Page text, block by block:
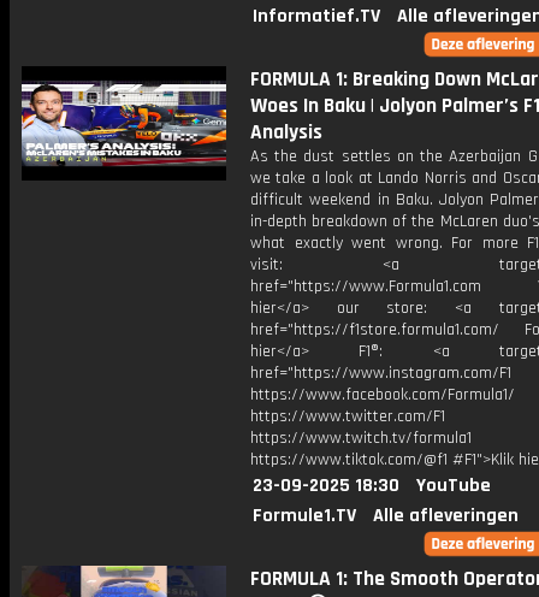
Informatief.TV
Alle
FORMULA 1: Breaking Down
Woes In Baku | Jolyon Palmer’s
Analysis
As the dust settles on the Azerbaijan
we take a look at Lando Norris and
difficult weekend in Baku. Jolyon
in-depth breakdown of the McLaren
what exactly went wrong. For more
visit: <a
href="https://www.Formula1.com
hier</a> our store: <a
href="https://f1store.formula1.com/
hier</a> F1®: <a
href="https://www.instagram.com/F1
https://www.facebook.com/Formula1/
https://www.twitter.com/F1
https://www.twitch.tv/formula1
https://www.tiktok.com/@f1 #F1">Klik
23-09-2025 18:30
YouTube
Formule1.TV
Alle afleveringen
FORMULA 1: The Smooth